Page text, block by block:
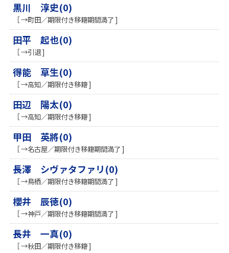
黒川 淳史(0)
［ →町田／期限付き移籍期間満了 ]
田平 起也(0)
［ →引退 ]
得能 草生(0)
［ →高知／期限付き移籍 ]
田辺 陽太(0)
［ →高知／期限付き移籍 ]
甲田 英將(0)
［ →名古屋／期限付き移籍期間満了 ]
長澤 シヴァタファリ(0)
［ →鳥栖／期限付き移籍期間満了 ]
櫻井 辰徳(0)
［ →神戸／期限付き移籍期間満了 ]
長井 一真(0)
［ →秋田／期限付き移籍 ]